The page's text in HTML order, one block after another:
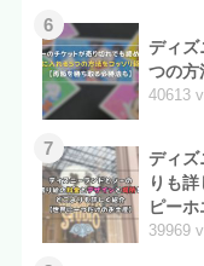
6
ディズ
つの方
40613
7
ディズ
りも
ピーホ
39969